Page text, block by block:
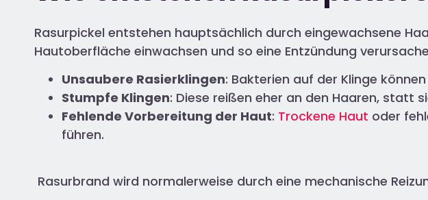
Rasurpickel entstehen hauptsächlich durch eingewachsene
Hautoberfläche einwachsen und so eine Entzündung
Unsaubere Rasierklingen: Bakterien auf der Klinge
Stumpfe Klingen: Diese reißen eher an den Haaren, statt
Fehlende Vorbereitung der Haut: Trockene Haut oder
führen.
Rasurbrand wird normalerweise durch eine mechanische